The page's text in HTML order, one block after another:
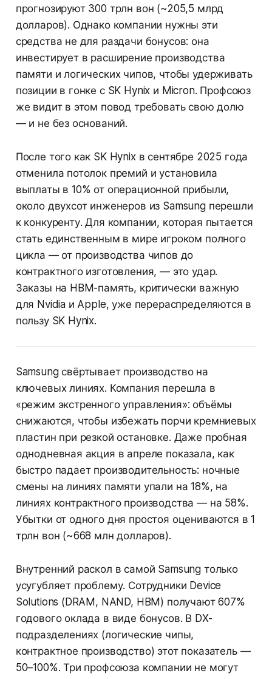
прогнозируют 300 трлн вон (~205,5 млрд
долларов). Однако компании нужны эти
средства не для раздачи бонусов: она
инвестирует в расширение производства
памяти и логических чипов, чтобы удерживать
позиции в гонке с SK Hynix и Micron. Профсоюз
же видит в этом повод требовать свою долю
— и не без оснований.
После того как SK Hynix в сентябре 2025 года
отменила потолок премий и установила
выплаты в 10% от операционной прибыли,
около двухсот инженеров из Samsung перешли
к конкуренту. Для компании, которая пытается
стать единственным в мире игроком полного
цикла — от производства чипов до
контрактного изготовления, — это удар.
Заказы на HBM-память, критически важную
для Nvidia и Apple, уже перераспределяются в
пользу SK Hynix.
Samsung свёртывает производство на
ключевых линиях. Компания перешла в
«режим экстренного управления»: объёмы
снижаются, чтобы избежать порчи кремниевых
пластин при резкой остановке. Даже пробная
однодневная акция в апреле показала, как
быстро падает производительность: ночные
смены на линиях памяти упали на 18%, на
линиях контрактного производства — на 58%.
Убытки от одного дня простоя оцениваются в 1
трлн вон (~668 млн долларов).
Внутренний раскол в самой Samsung только
усугубляет проблему. Сотрудники Device
Solutions (DRAM, NAND, HBM) получают 607%
годового оклада в виде бонусов. В DX-
подразделениях (логические чипы,
контрактное производство) этот показатель —
50–100%. Три профсоюза компании не могут